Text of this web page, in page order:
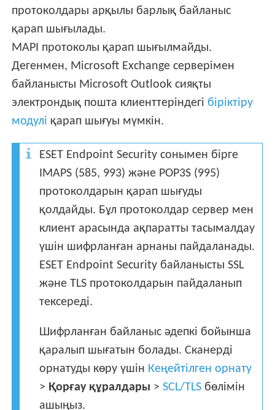
протоколдары арқылы барлық байланыс
қарап шығылады.
MAPI протоколы қарап шығылмайды.
Дегенмен, Microsoft Exchange серверімен
байланысты Microsoft Outlook сияқты
электрондық пошта клиенттеріндегі біріктіру
модулі қарап шығуы мүмкін.
ESET Endpoint Security сонымен бірге
IMAPS (585, 993) және POP3S (995)
протоколдарын қарап шығуды
қолдайды. Бұл протоколдар сервер мен
клиент арасында ақпаратты тасымалдау
үшін шифрланған арнаны пайдаланады.
ESET Endpoint Security байланысты SSL
және TLS протоколдарын пайдаланып
тексереді.
Шифрланған байланыс әдепкі бойынша
қаралып шығатын болады. Сканерді
орнатуды көру үшін Кеңейтілген орнату
> Қорғау құралдары >SCL/TLS бөлімін
ашыңыз.